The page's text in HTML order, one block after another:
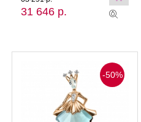
31 646 р.
-50%